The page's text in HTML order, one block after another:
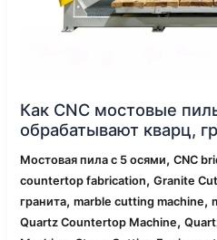
Как CNC мостовые
обрабатывают кварц,
Мостовая пила с 5 осями,CNC
countertop fabrication,Granite
гранита,marble cutting machine,
Quartz Countertop Machine,
мрамор